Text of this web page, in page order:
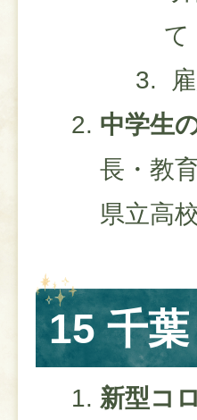
て
中学生
長・教
県立高
15 千
新型コ